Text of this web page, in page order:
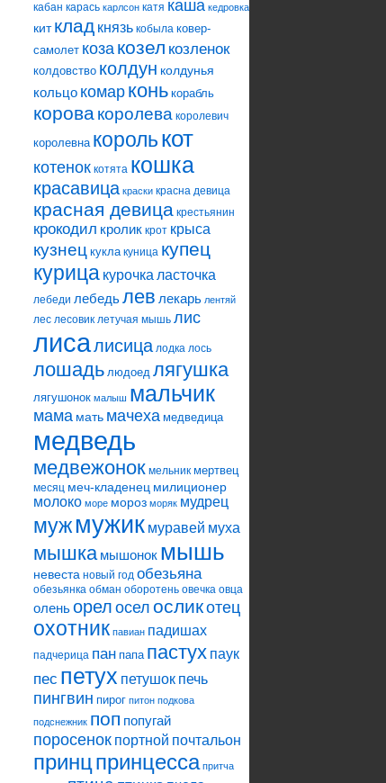
кабан карась карлсон катя каша кедровка
кит клад князь кобыла ковер-
самолет козакозел козленок
колдовство колдун колдунья
кольцо комар конь корабль
коровакоролева королевич
королевна королькот
котенок котята кошка
красавица краски красна девица
красная девица крестьянин
крокодил кролик крот крыса
кузнец кукла куница купец
курица курочка ласточка
лебеди лебедьлев лекарь лентяй
лес лесовик летучая мышь лис
лисалисица лодка лось
лошадь людоед лягушка
лягушонок малыш мальчик
мама мать мачеха медведица
медведь
медвежонок мельник мертвец
месяц меч-кладенец милиционер
молоко море мороз моряк мудрец
мужмужик муравей муха
мышка мышонок мышь
невеста новый год обезьяна
обезьянка обман оборотень овечка овца
оленьорелоселосликотец
охотник павиан падишах
падчерица пан папа пастух паук
пес петух петушок печь
пингвин пирог питон подкова
подснежник поп попугай
поросенок портной почтальон
принцпринцесса притча